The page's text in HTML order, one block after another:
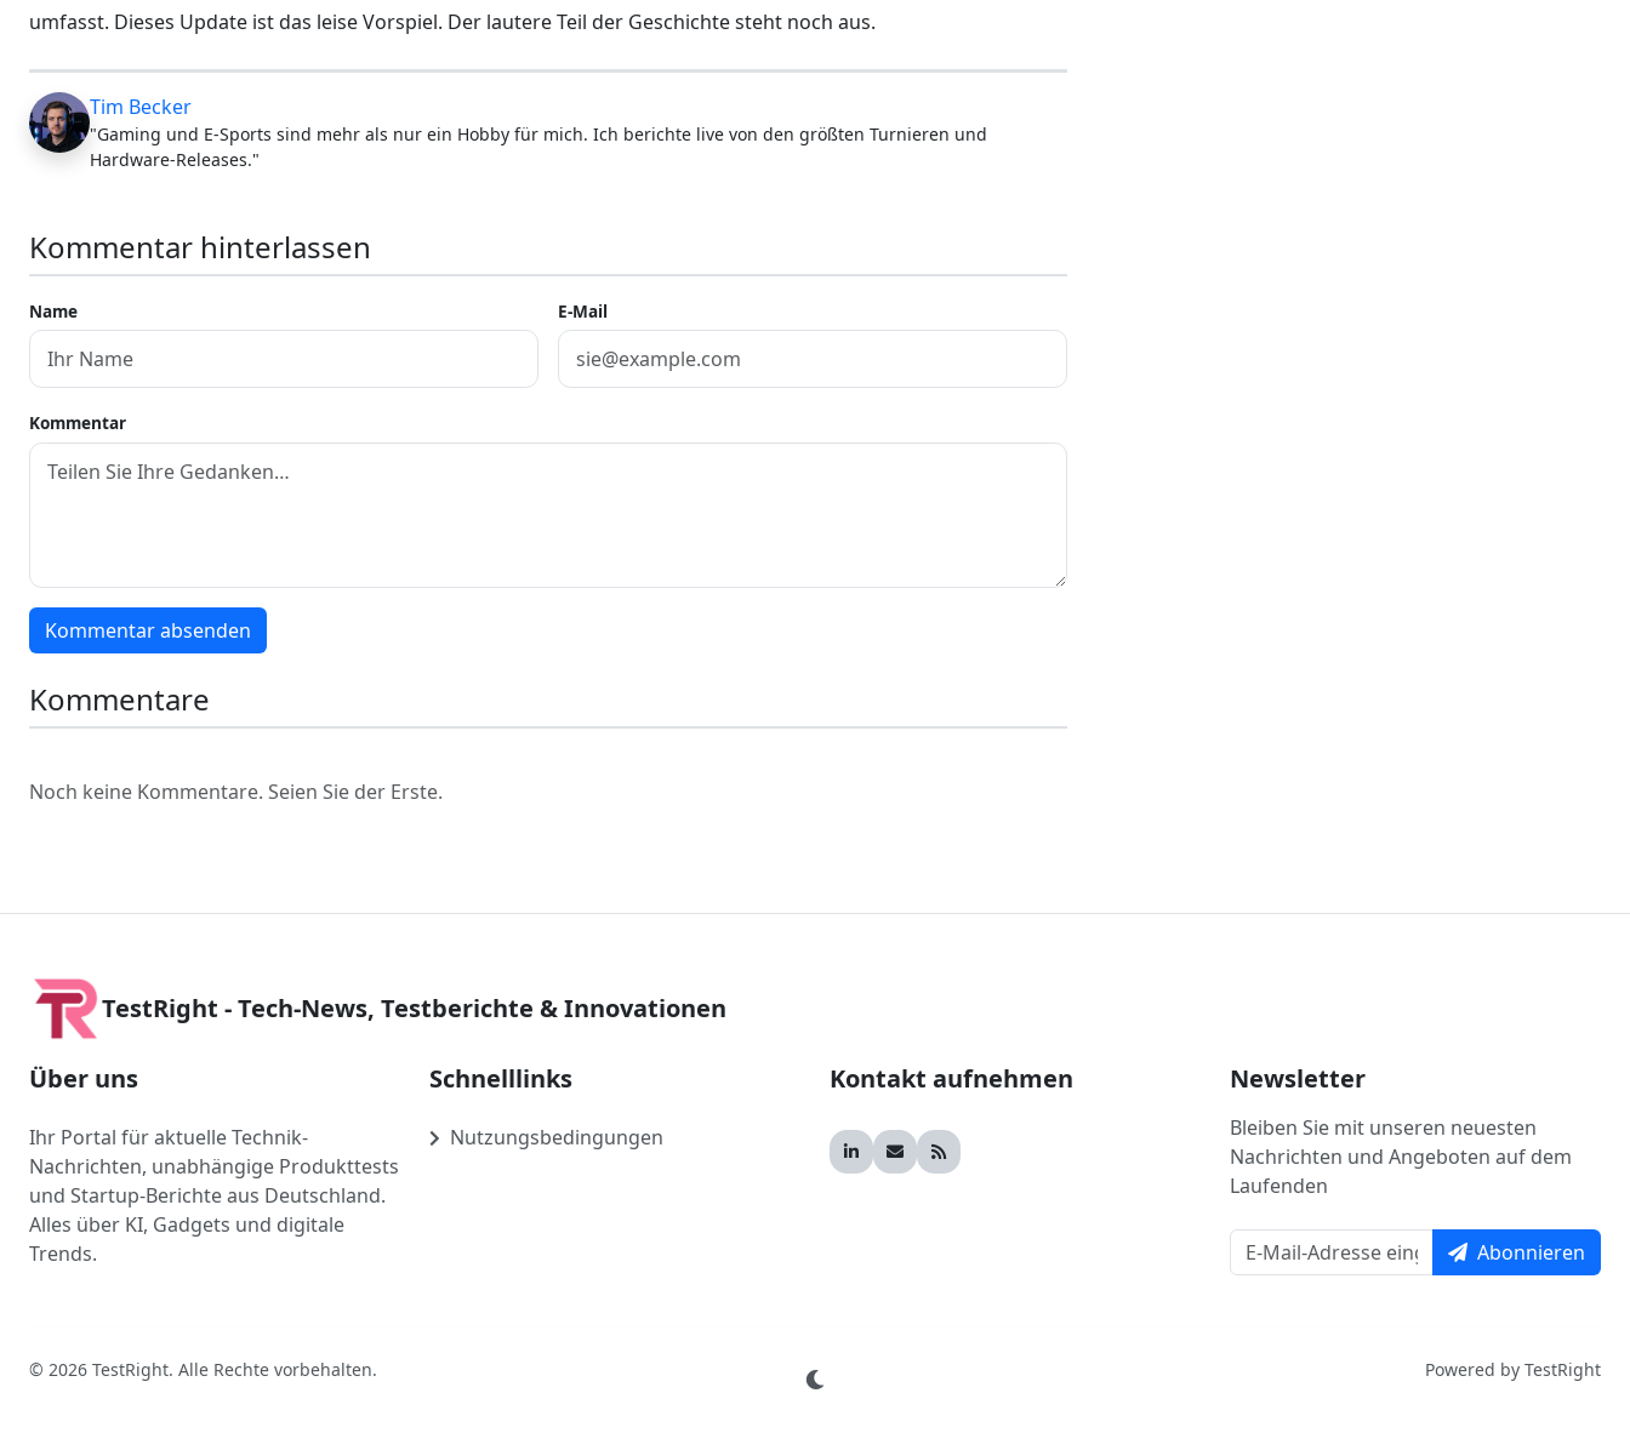
umfasst. Dieses Update ist das leise Vorspiel. Der lautere Teil der Geschichte steht noch aus.
Tim Becker
"Gaming und E-Sports sind mehr als nur ein Hobby für mich. Ich berichte live von den größten Turnieren und
Hardware-Releases."
Kommentar hinterlassen
Name E-Mail
Kommentar
Kommentar absenden
Kommentare
Noch keine Kommentare. Seien Sie der Erste.
TestRight - Tech-News, Testberichte & Innovationen
Über uns
Ihr Portal für aktuelle Technik-
Nachrichten, unabhängige Produkttests
und Startup-Berichte aus Deutschland.
Alles über KI, Gadgets und digitale
Trends.
Schnelllinks
Nutzungsbedingungen
Kontakt aufnehmen Newsletter
Bleiben Sie mit unseren neuesten
Nachrichten und Angeboten auf dem
Laufenden
Abonnieren
© 2026 TestRight. Alle Rechte vorbehalten. Powered by TestRight